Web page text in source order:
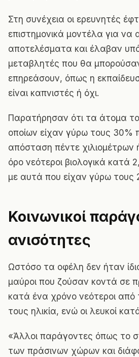
Στη συνέχεια οι ερευνητές
επιστημονικά μοντέλα για να
αποτελέσματα και έλαβαν
μεταβλητές που θα
επηρεάσουν, όπως η
είναι καπνιστές ή όχι.
Παρατήρησαν ότι τα άτομα
οποίων είχαν γύρω τους 30%
απόσταση πέντε
όρο νεότεροι βιολογικά κατά
με αυτά που είχαν γύρω τους
Κοινωνικοί
ανισότητες
Ωστόσο τα οφέλη δεν ήταν
μαύροι που ζούσαν κοντά σε
κατά ένα χρόνο νεότεροι από
τους ηλικία, ενώ οι λευκοί
«Άλλοι παράγοντες όπως το
των πράσινων χώρων και